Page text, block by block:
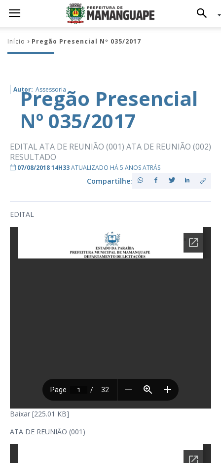
Início Pregão Presencial Nº 035/2017
Autor: Assessoria
Pregão Presencial
Nº 035/2017
EDITAL ATA DE REUNIÃO (001) ATA DE REUNIÃO (002)
RESULTADO
07/08/2018 14H33ATUALIZADO HÁ 5 ANOS ATRÁS
Compartilhe:
EDITAL
Baixar [225.01 KB]
ATA DE REUNIÃO (001)